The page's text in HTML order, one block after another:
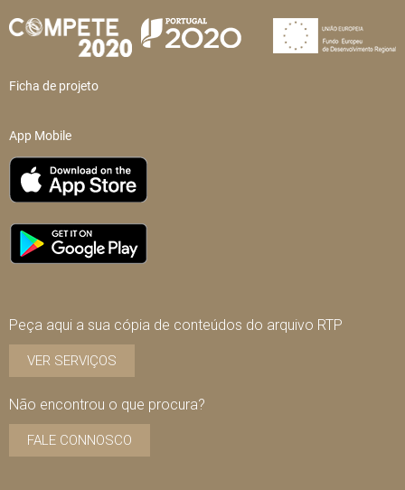
Ficha de projeto
App Mobile
Peça aqui a sua cópia de conteúdos do arquivo RTP
VER SERVIÇOS
Não encontrou o que procura?
FALE CONNOSCO